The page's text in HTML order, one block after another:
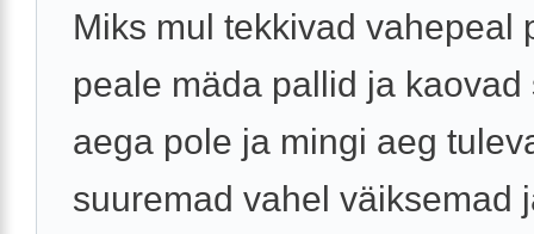
Miks mul tekkivad vahepeal
peale mäda pallid ja kaovad
aega pole ja mingi aeg
suuremad vahel väiksemad